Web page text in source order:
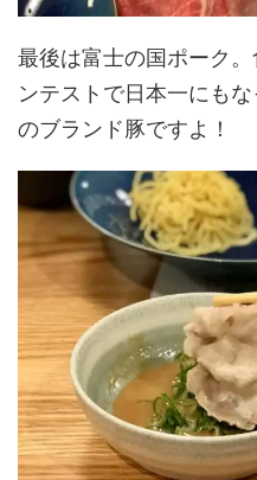
最後は富士の国ポーク
ンテストで日本一にも
のブランド豚ですよ！